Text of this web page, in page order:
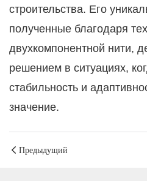
строительства. Его
полученные благодаря
двухкомпонентной нити,
решением в ситуациях,
стабильность и
значение.
Предыдущий